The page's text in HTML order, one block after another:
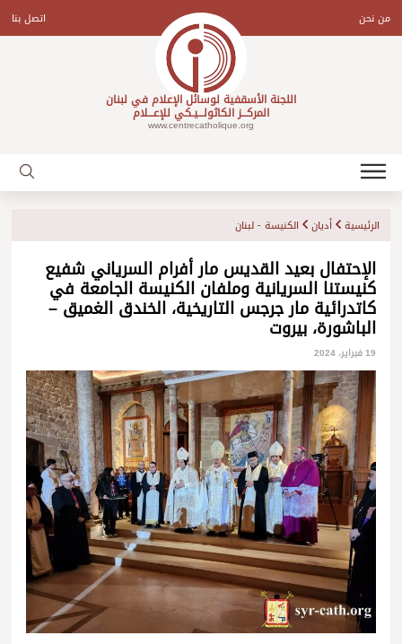
contentمن نحن اتصل بنا
اللجنة الأسقفية لوسائل الإعلام في لبنان
المركـــز الكاثولـــيـكي للإعـــلام
www.centrecatholique.org
الرئيسية أديان الكنيسة - لبنان
الإحتفال بعيد القديس مار أفرام السرياني شفيع
كنيستنا السريانية وملفان الكنيسة الجامعة في
كاتدرائية مار جرجس التاريخية، الخندق الغميق –
الباشورة، بيروت
19 فبراير، 2024